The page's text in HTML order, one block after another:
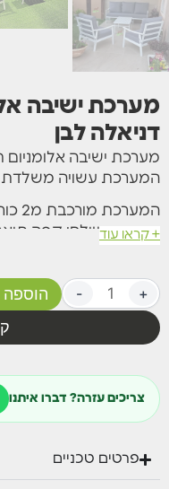
מערכת ישיבה
דניאלה לבן
מערכת ישיבה
המערכת עשויה משלדת
מושבית,שולחן קפה
כריות עבות ורכות
ביותר עשויות מבד רך
הכריות ניתנות לכיבוס
בגב כל כרית.
מידות ומפרט:
זמין בצבע לבן או אפור
ספה תלת מושבית: 195/80 ס”מ.
שולחן תואם: 120/59 ס”מ
+ קראו עוד
- +
צריכים עזרה? דברו איתנו
פרטים טכניים